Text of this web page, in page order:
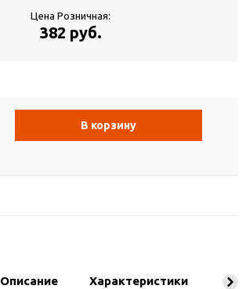
Цена Розничная:
382 руб.
В корзину
Описание Характеристики